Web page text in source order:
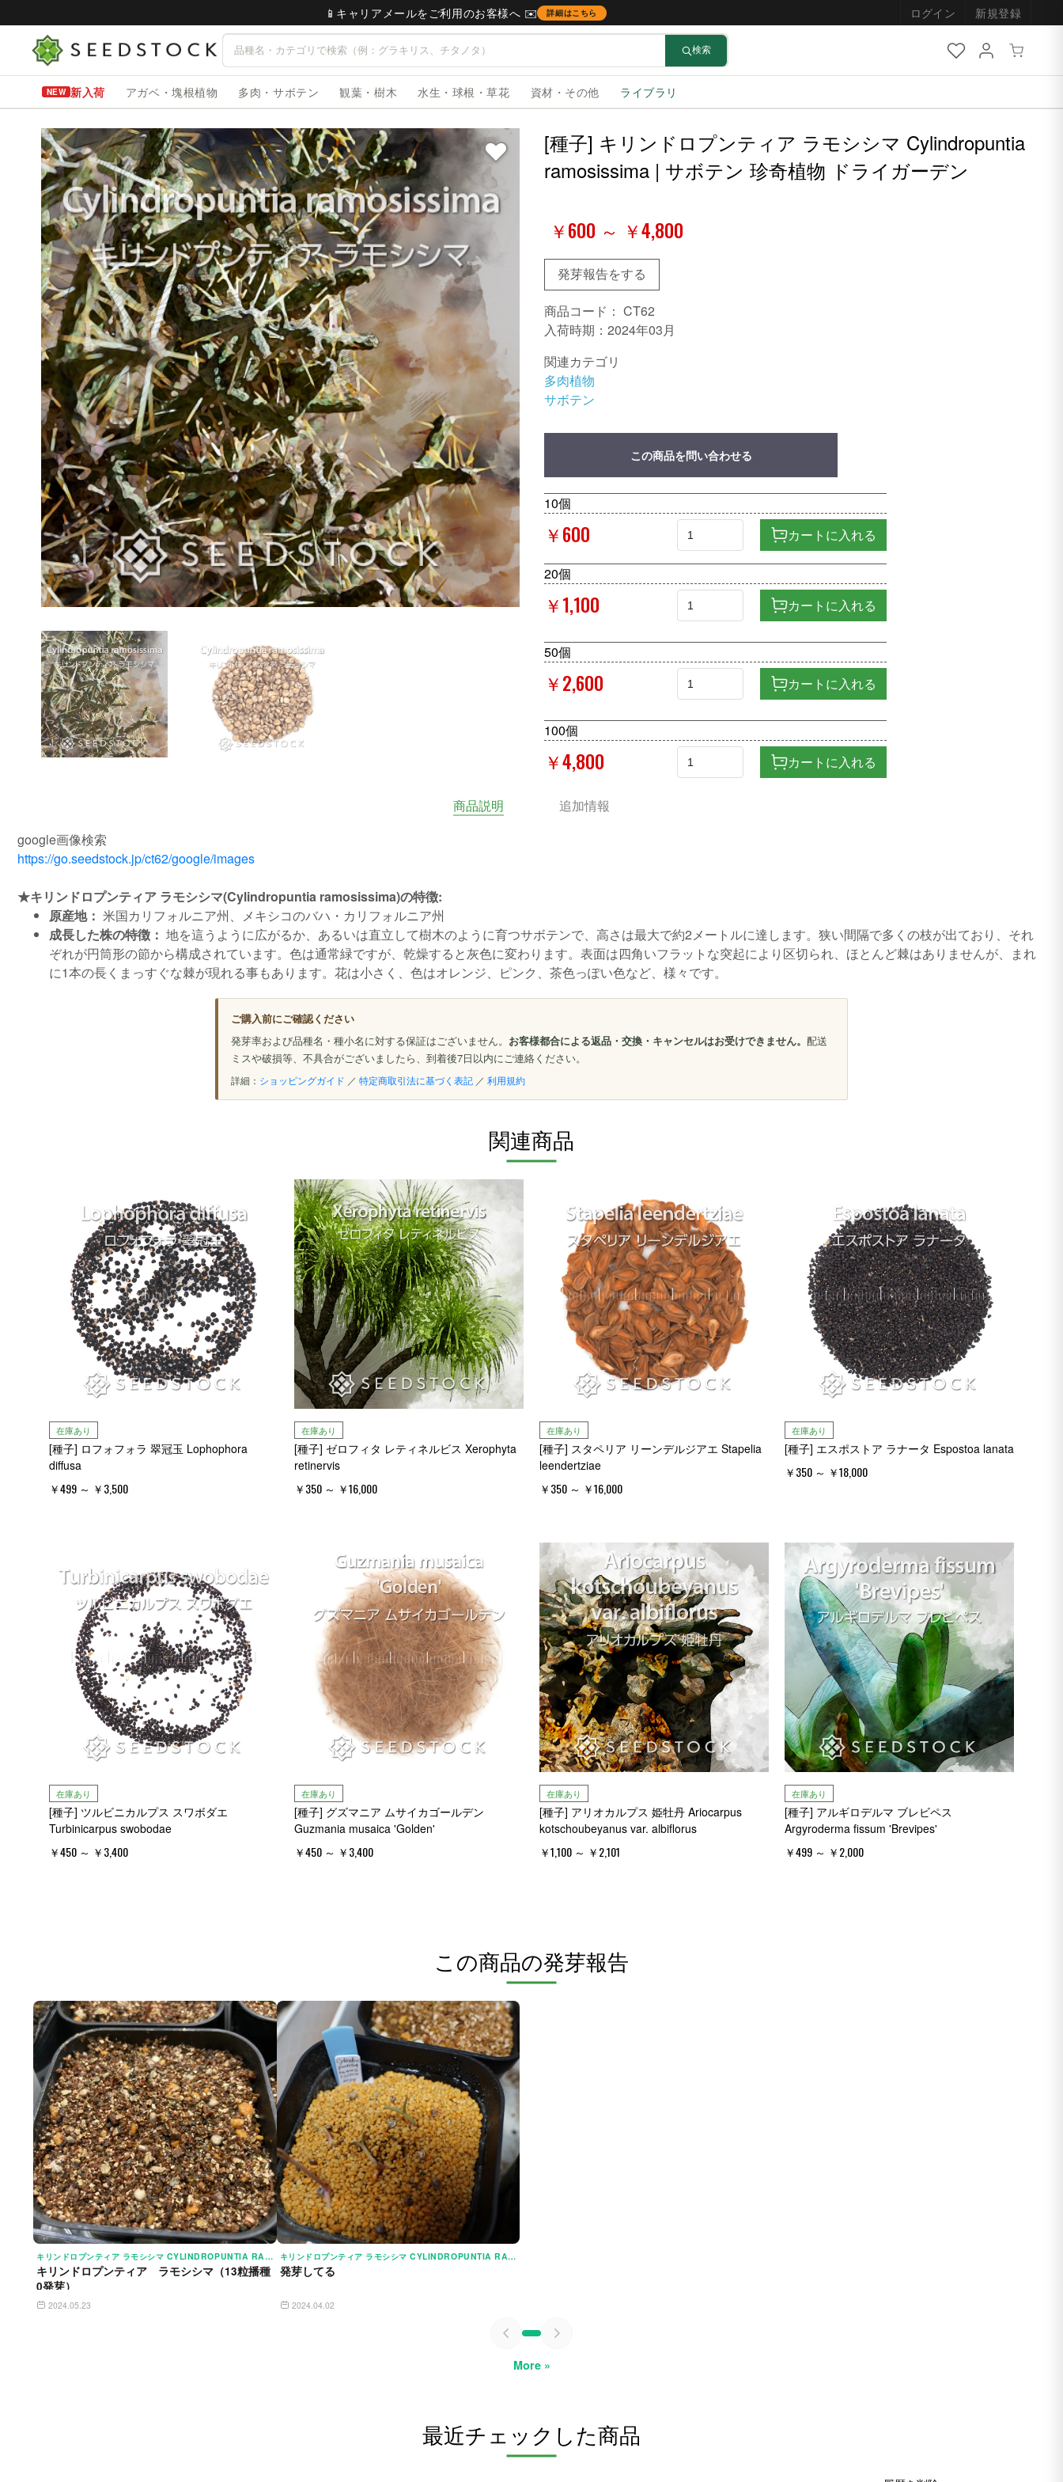
📱キャリアメールをご利用のお客様へ ✉️ 詳細はこちら ログイン 新規登録
検索
新入荷 アガベ・塊根植物 多肉・サボテン 観葉・樹木 水生・球根・草花 資材・その他 ライブラリ
[種子] キリンドロプンティア ラモシシマ Cylindropuntia
ramosissima | サボテン 珍奇植物 ドライガーデン
￥600 ～ ￥4,800
発芽報告をする
商品コード： CT62
入荷時期：2024年03月
関連カテゴリ
多肉植物
サボテン
この商品を問い合わせる
10個
￥600 カートに入れる
20個
￥1,100 カートに入れる
50個
￥2,600 カートに入れる
100個
￥4,800 カートに入れる
商品説明
追加情報
google画像検索
https://go.seedstock.jp/ct62/google/images
★キリンドロプンティア ラモシシマ(Cylindropuntia ramosissima)の特徴:
原産地： 米国カリフォルニア州、メキシコのバハ・カリフォルニア州
成長した株の特徴： 地を這うように広がるか、あるいは直立して樹木のように育つサボテンで、高さは最大で約2メートルに達します。狭い間隔で多くの枝が出ており、それ
ぞれが円筒形の節から構成されています。色は通常緑ですが、乾燥すると灰色に変わります。表面は四角いフラットな突起により区切られ、ほとんど棘はありませんが、まれ
に1本の長くまっすぐな棘が現れる事もあります。花は小さく、色はオレンジ、ピンク、茶色っぽい色など、様々です。
ご購入前にご確認ください
発芽率および品種名・種小名に対する保証はございません。 お客様都合による返品・交換・キャンセルはお受けできません。 配送
ミスや破損等、不具合がございましたら、到着後7日以内にご連絡ください。
詳細： ショッピングガイド ／ 特定商取引法に基づく表記 ／ 利用規約
関連商品
在庫あり
[種子] ロフォフォラ 翠冠玉 Lophophora
diffusa
￥499 ～ ￥3,500
在庫あり
[種子] ゼロフィタ レティネルビス Xerophyta
retinervis
￥350 ～ ￥16,000
在庫あり
[種子] スタペリア リーンデルジアエ Stapelia
leendertziae
￥350 ～ ￥16,000
在庫あり
[種子] エスポストア ラナータ Espostoa lanata
￥350 ～ ￥18,000
在庫あり
[種子] ツルビニカルプス スワボダエ
Turbinicarpus swobodae
￥450 ～ ￥3,400
在庫あり
[種子] グズマニア ムサイカゴールデン
Guzmania musaica 'Golden'
￥450 ～ ￥3,400
在庫あり
[種子] アリオカルプス 姫牡丹 Ariocarpus
kotschoubeyanus var. albiflorus
￥1,100 ～ ￥2,101
在庫あり
[種子] アルギロデルマ ブレビペス
Argyroderma fissum 'Brevipes'
￥499 ～ ￥2,000
この商品の発芽報告
キリンドロプンティア ラモシシマ CYLINDROPUNTIA RAMOSISSIMA
キリンドロプンティア ラモシシマ（13粒播種
0発芽）
2024.05.23
キリンドロプンティア ラモシシマ CYLINDROPUNTIA RAMOSISSIMA
発芽してる
2024.04.02
More »
最近チェックした商品